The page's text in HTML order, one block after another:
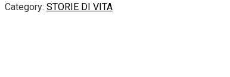
Category: STORIE DI VITA